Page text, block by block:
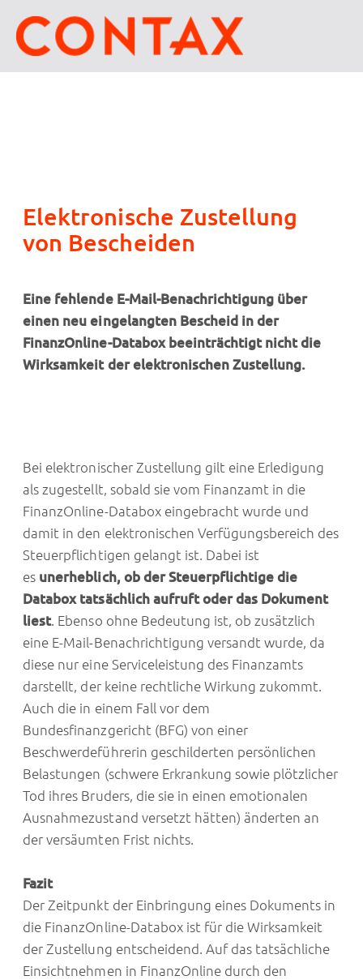
Elektronische Zustellung
von Bescheiden
Eine fehlende E-Mail-Benachrichtigung über
einen neu eingelangten Bescheid in der
FinanzOnline-Databox beeinträchtigt nicht die
Wirksamkeit der elektronischen Zustellung.
Bei elektronischer Zustellung gilt eine Erledigung
als zugestellt, sobald sie vom Finanzamt in die
FinanzOnline-Databox eingebracht wurde und
damit in den elektronischen Verfügungsbereich des
Steuerpflichtigen gelangt ist. Dabei ist
es unerheblich, ob der Steuerpflichtige die
Databox tatsächlich aufruft oder das Dokument
liest. Ebenso ohne Bedeutung ist, ob zusätzlich
eine E-Mail-Benachrichtigung versandt wurde, da
diese nur eine Serviceleistung des Finanzamts
darstellt, der keine rechtliche Wirkung zukommt.
Auch die in einem Fall vor dem
Bundesfinanzgericht (BFG) von einer
Beschwerdeführerin geschilderten persönlichen
Belastungen (schwere Erkrankung sowie plötzlicher
Tod ihres Bruders, die sie in einen emotionalen
Ausnahmezustand versetzt hätten) änderten an
der versäumten Frist nichts.
Fazit
Der Zeitpunkt der Einbringung eines Dokuments in
die FinanzOnline-Databox ist für die Wirksamkeit
der Zustellung entscheidend. Auf das tatsächliche
Einsichtnehmen in FinanzOnline durch den